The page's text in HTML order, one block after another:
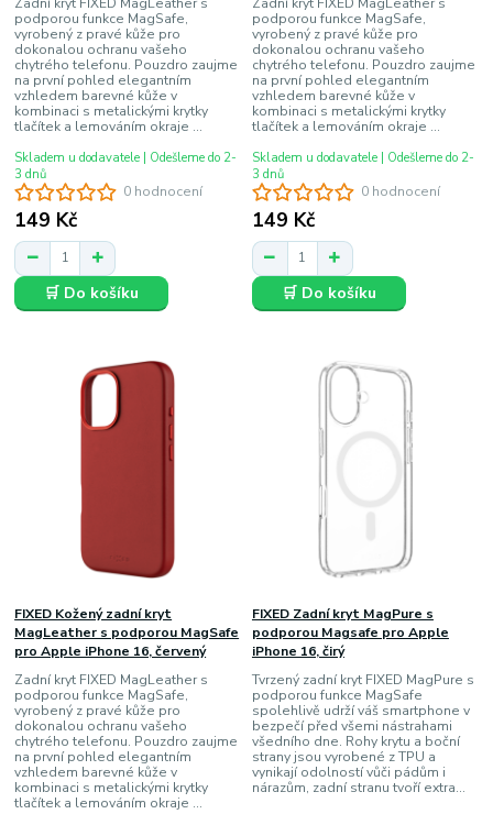
0 hodnocení
podporou funkce MagSafe,
vyrobený z pravé kůže pro
dokonalou ochranu vašeho
chytrého telefonu. Pouzdro zaujme
na první pohled elegantním
vzhledem barevné kůže v
kombinaci s metalickými krytky
tlačítek a lemováním okraje ...
149 Kč
Skladem u dodavatele | Odešleme do 2-
3 dnů
🛒 Do košíku
0 hodnocení
podporou funkce MagSafe,
vyrobený z pravé kůže pro
dokonalou ochranu vašeho
chytrého telefonu. Pouzdro zaujme
na první pohled elegantním
vzhledem barevné kůže v
kombinaci s metalickými krytky
tlačítek a lemováním okraje ...
149 Kč
Skladem u dodavatele | Odešleme do 2-
3 dnů
🛒 Do košíku
FIXED Kožený zadní kryt
MagLeather s podporou MagSafe
pro Apple iPhone 16, červený
Zadní kryt FIXED MagLeather s
podporou funkce MagSafe,
vyrobený z pravé kůže pro
dokonalou ochranu vašeho
chytrého telefonu. Pouzdro zaujme
na první pohled elegantním
vzhledem barevné kůže v
kombinaci s metalickými krytky
tlačítek a lemováním okraje ...
FIXED Zadní kryt MagPure s
podporou Magsafe pro Apple
iPhone 16, čirý
Tvrzený zadní kryt FIXED MagPure s
podporou funkce MagSafe
spolehlivě udrží váš smartphone v
bezpečí před všemi nástrahami
všedního dne. Rohy krytu a boční
strany jsou vyrobené z TPU a
vynikají odolností vůči pádům i
nárazům, zadní stranu tvoří extra...